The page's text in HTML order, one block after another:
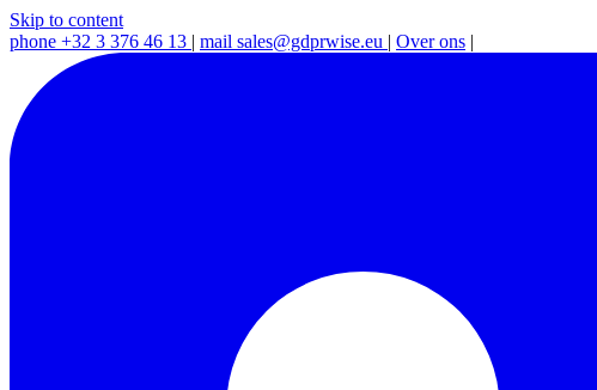
Skip to content
phone +32 3 376 46 13 | mail sales@gdprwise.eu | Over ons |